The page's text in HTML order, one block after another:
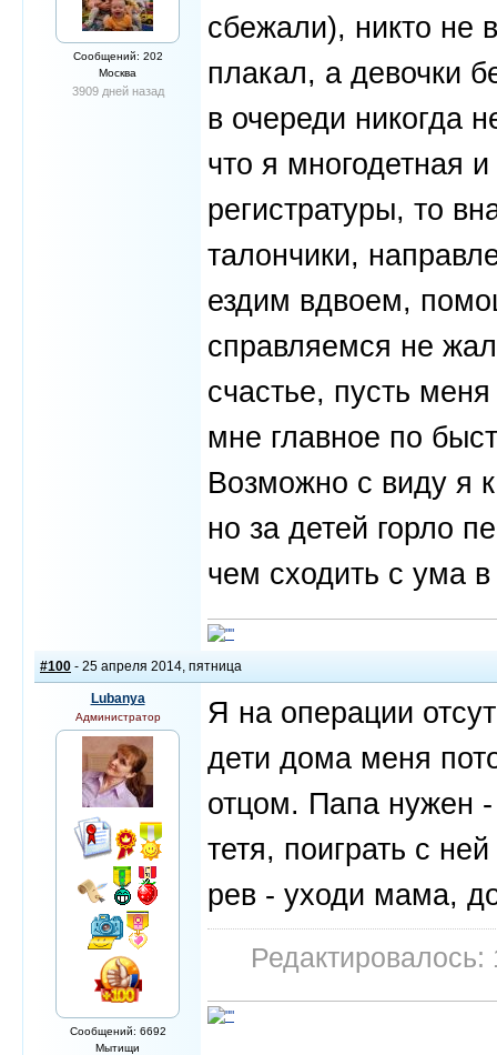
Сообщений: 202
Москва
3909 дней назад
сбежали), никто не
плакал, а девочки
в очереди никогда
что я многодетная
регистратуры, то
талончики,
ездим вдвоем,
справляемся не
счастье, пусть
мне главное по
Возможно с виду я
но за детей горло
чем сходить с ума
#100 - 25 апреля 2014, пятница
Lubanya
Администратор
Сообщений: 6692
Мытищи
Я на операции
дети дома меня
отцом. Папа нужен
тетя, поиграть с
рев - уходи мама,